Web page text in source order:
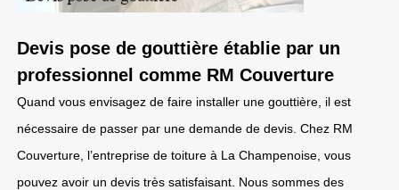
Devis pose de gouttière établie par un
professionnel comme RM Couverture
Quand vous envisagez de faire installer une gouttière, il est
nécessaire de passer par une demande de devis. Chez RM
Couverture, l’entreprise de toiture à La Champenoise, vous
pouvez avoir un devis très satisfaisant. Nous sommes des